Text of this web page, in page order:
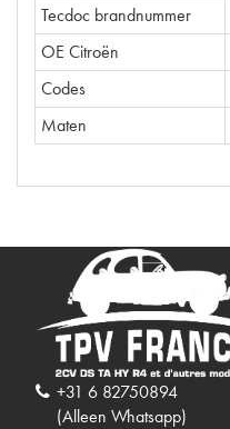
Tecdoc brandnummer
OE Citroën
Codes
Maten
+31 6 82750894
(Alleen Whatsapp)